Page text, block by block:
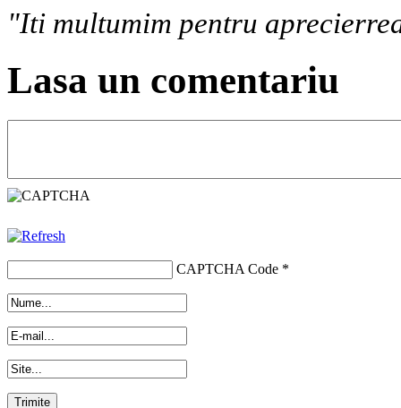
"Iti multumim pentru
Lasa un comentariu
CAPTCHA Code *